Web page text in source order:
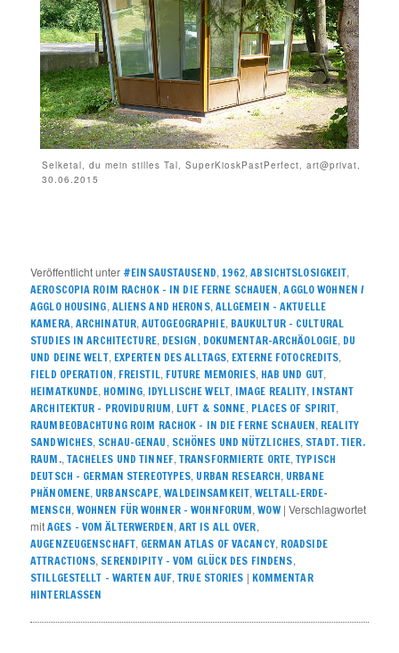
Selketal, du mein stilles Tal, SuperKioskPastPerfect, art@privat,
30.06.2015
Veröffentlicht unter #EINSAUSTAUSEND, 1962,ABSICHTSLOSIGKEIT,
AEROSCOPIA ROIM RACHOK – IN DIE FERNE SCHAUEN,AGGLO WOHNEN /
AGGLO HOUSING, ALIENS AND HERONS, ALLGEMEIN – AKTUELLE
KAMERA, ARCHINATUR, AUTOGEOGRAPHIE, BAUKULTUR – CULTURAL
STUDIES IN ARCHITECTURE, DESIGN, DOKUMENTAR-ARCHÄOLOGIE, DU
UND DEINE WELT, EXPERTEN DES ALLTAGS, EXTERNE FOTOCREDITS,
FIELD OPERATION, FREISTIL, FUTURE MEMORIES, HAB UND GUT,
HEIMATKUNDE, HOMING, IDYLLISCHE WELT, IMAGE REALITY, INSTANT
ARCHITEKTUR – PROVIDURIUM, LUFT & SONNE, PLACES OF SPIRIT,
RAUMBEOBACHTUNG ROIM RACHOK – IN DIE FERNE SCHAUEN, REALITY
SANDWICHES, SCHAU-GENAU, SCHÖNES UND NÜTZLICHES, STADT. TIER.
RAUM., TACHELES UND TINNEF, TRANSFORMIERTE ORTE,TYPISCH
DEUTSCH – GERMAN STEREOTYPES, URBAN RESEARCH, URBANE
PHÄNOMENE, URBANSCAPE,WALDEINSAMKEIT,WELTALL-ERDE-
MENSCH, WOHNEN FÜR WOHNER – WOHNFORUM,WOW | Verschlagwortet
mitAGES - VOM ÄLTERWERDEN, ART IS ALL OVER,
AUGENZEUGENSCHAFT, GERMAN ATLAS OF VACANCY, ROADSIDE
ATTRACTIONS, SERENDIPITY – VOM GLÜCK DES FINDENS,
STILLGESTELLT – WARTEN AUF,TRUE STORIES | KOMMENTAR
HINTERLASSEN